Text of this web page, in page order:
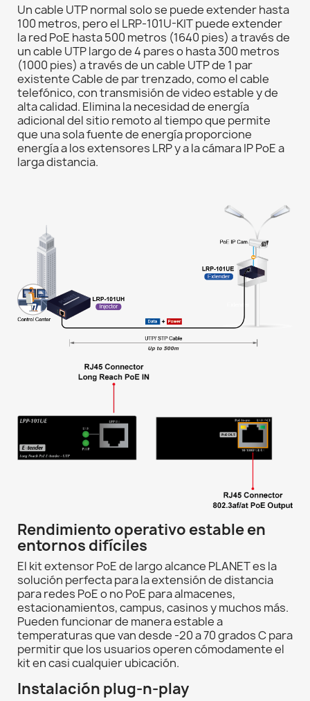
Un cable UTP normal solo se puede extender hasta
100 metros, pero el LRP-101U-KIT puede extender
la red PoE hasta 500 metros (1640 pies) a través de
un cable UTP largo de 4 pares o hasta 300 metros
(1000 pies) a través de un cable UTP de 1 par
existente Cable de par trenzado, como el cable
telefónico, con transmisión de video estable y de
alta calidad. Elimina la necesidad de energía
adicional del sitio remoto al tiempo que permite
que una sola fuente de energía proporcione
energía a los extensores LRP y a la cámara IP PoE a
larga distancia.
Rendimiento operativo estable en
entornos difíciles
El kit extensor PoE de largo alcance PLANET es la
solución perfecta para la extensión de distancia
para redes PoE o no PoE para almacenes,
estacionamientos, campus, casinos y muchos más.
Pueden funcionar de manera estable a
temperaturas que van desde -20 a 70 grados C para
permitir que los usuarios operen cómodamente el
kit en casi cualquier ubicación.
Instalación plug-n-play